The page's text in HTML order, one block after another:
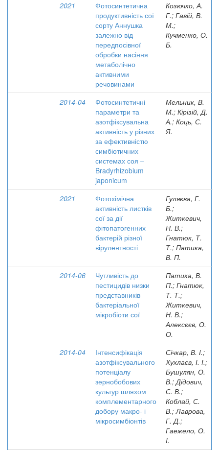
2021
Фотосинтетична
продуктивність сої
сорту Аннушка
залежно від
передпосівної
обробки насіння
метаболічно
активними
речовинами
Козючко, А.
Г.; Гавій, В.
М.;
Кучменко, О.
Б.
2014-04
Фотосинтетичні
параметри та
азотфіксувальна
активність у різних
за ефективністю
симбіотичних
системах соя –
Bradyrhizobium
japonicum
Мельник, В.
М.; Кірізій, Д.
А.; Коць, С.
Я.
2021
Фотохімічна
активність листків
сої за дії
фітопатогенних
бактерій різної
вірулентності
Гуляєва, Г.
Б.;
Житкевич,
Н. В.;
Гнатюк, Т.
Т.; Патика,
В. П.
2014-06
Чутливість до
пестицидів низки
представників
бактеріальної
мікробіоти сої
Патика, В.
П.; Гнатюк,
Т. Т.;
Житкевич,
Н. В.;
Алексєєв, О.
О.
2014-04
Інтенсифікація
азотфіксувального
потенціалу
зернобобових
культур шляхом
комплементарного
добору макро- і
мікросимбіонтів
Січкар, В. І.;
Хухлаєв, І. І.;
Бушулян, О.
В.; Дідович,
С. В.;
Коблай, С.
В.; Лаврова,
Г. Д.;
Гаежело, О.
І.